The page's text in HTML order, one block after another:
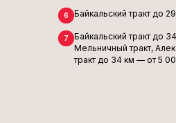
6 Байкальский тракт до
7
Байкальский тракт до
Мельничный тракт,
тракт до 34 км — от 5